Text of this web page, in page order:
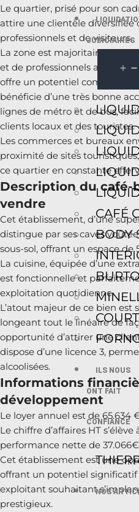
JUDICIAIRES
CAFÉ
BODY
ILS NOUS
ONT FAIT
CONFIANCE
NOS
Le quartier, prisé pour son
attire une clientèle diversifiée
professionnels et de visiteurs.
La zone est majoritairement
et de professionnels avec un
offre un potentiel commercial
bénéficie d’une très bonne
lignes de métro et de bus,
clients locaux et des touristes.
Les commerces et bureaux
proximité de sites
ce quartier en constante
Description du café-
vendre
Cet établissement, d’une
distingue par ses caves
sous-sol, offrant un espace de
La cuisine, équipée d’une
est fonctionnelle et
exploitation quotidienne.
L’atout majeur de ce bien est
longeant tout le linéaire de
opportunité d’attirer une
dispose d’une licence 3,
alcoolisées.
Informations
développement
Le loyer annuel est de 65.634
Le chiffre d’affaires HT s’élève
performance nette de
Cet établissement est une
offrant un potentiel
exploitant souhaitant
prestigieux.